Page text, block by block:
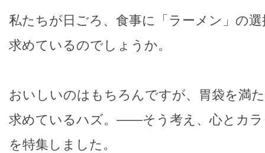
私たちが日ごろ、食事に「ラーメン」の
求めているのでしょうか。
おいしいのはもちろんですが、胃袋を満
求めているハズ。――そう考え、心とカラ
を特集しました。